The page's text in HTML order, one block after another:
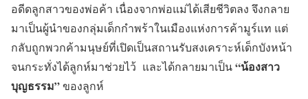
อดีดลูกสาวของพ่อค้า เนื่องจากพ่อแม่ได้เสียชีวิตลง จึงกลาย
มาเป็นผู้นำของกลุ่มเด็กกำพร้าในเมืองแห่งการค้ามูร์แท แต่
กลับถูกพวกค้ามนุษย์ที่เปิดเป็นสถานรับสงเคราะห์เด็กบังหน้า
จนกระทั่งได้ลูกห์มาช่วยไว้ และได้กลายมาเป็น“น้องสาว
บุญธรรม”ของลูกห์